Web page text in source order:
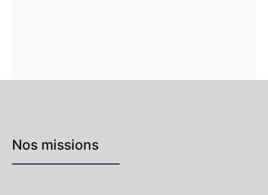
Nos missions